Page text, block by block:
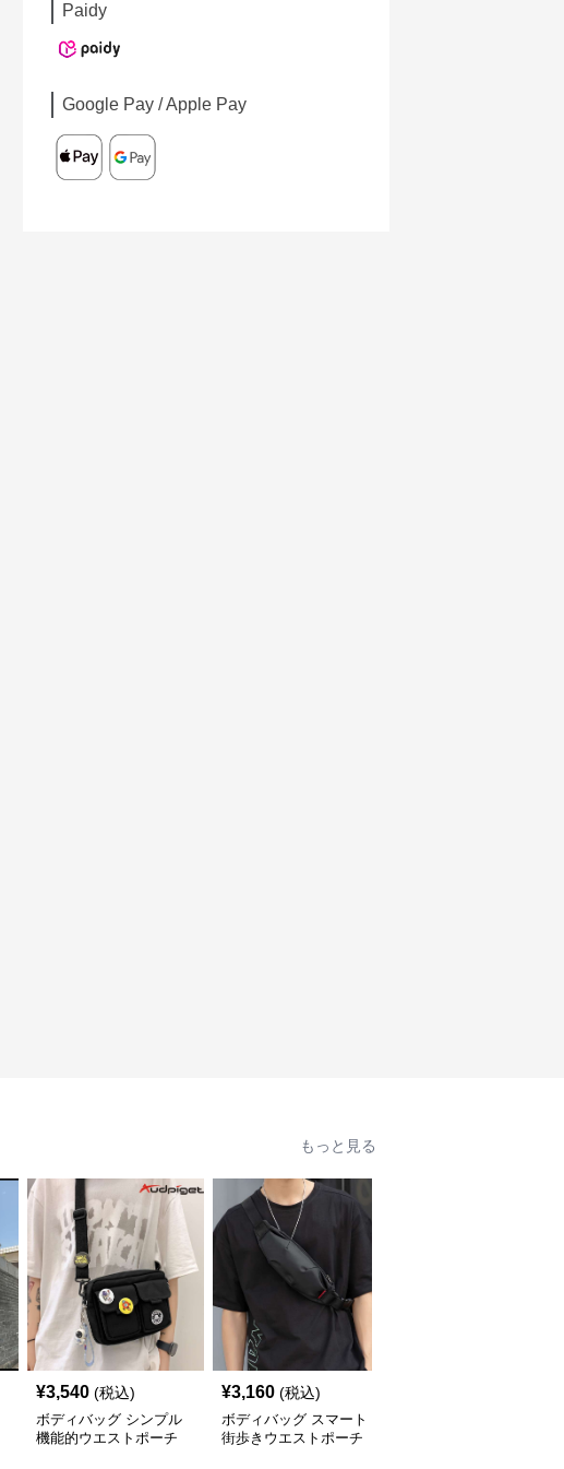
Paidy
Google Pay / Apple Pay
もっと見る
¥3,540 (税込)
ボディバッグ シンプル
機能的ウエストポーチ
¥3,160 (税込)
ボディバッグ スマート
街歩きウエストポーチ